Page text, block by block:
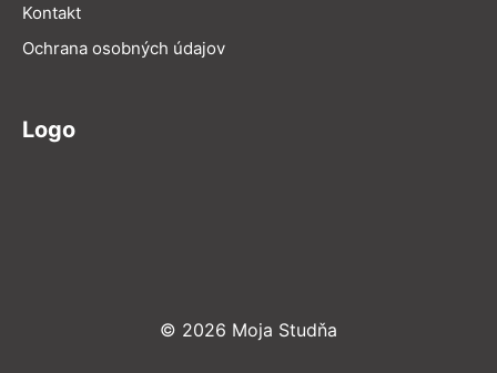
Kontakt
Ochrana osobných údajov
Logo
© 2026 Moja Studňa